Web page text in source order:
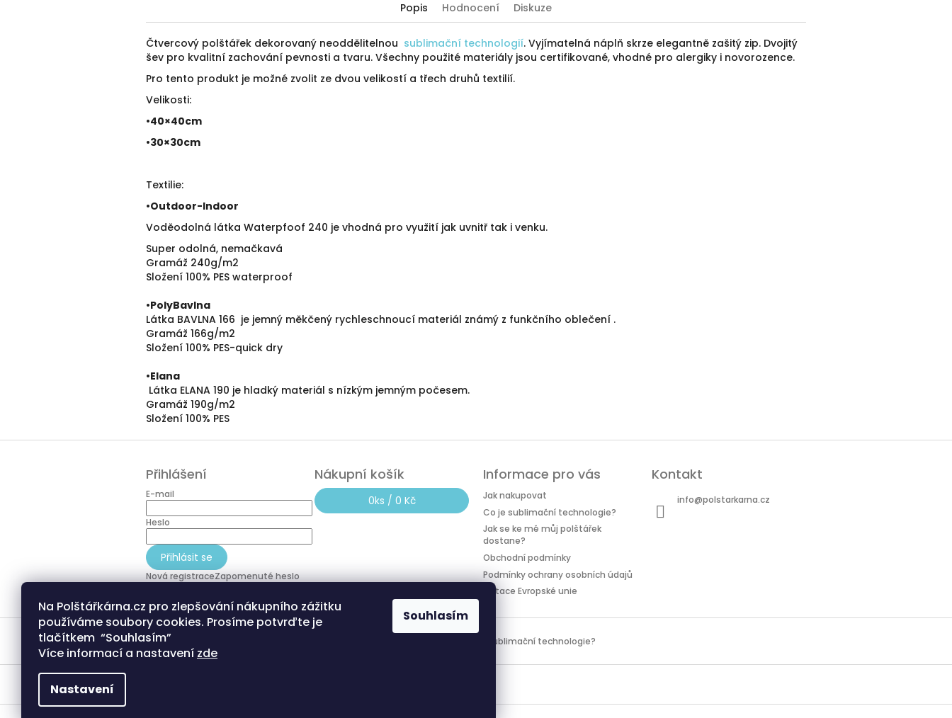
Na Polštářkárna.cz pro zlepšování nákupního zážitku
používáme soubory cookies. Prosíme potvrďte je
tlačítkem “Souhlasím”
Více informací a nastavení zde
Nastavení
Souhlasím
Popis Hodnocení Diskuze
Čtvercový polštářek dekorovaný neoddělitelnou sublimační technologií. Vyjímatelná náplň skrze elegantně zašitý zip. Dvojitý
šev pro kvalitní zachování pevnosti a tvaru. Všechny použité materiály jsou certifikované, vhodné pro alergiky i novorozence.
Pro tento produkt je možné zvolit ze dvou velikostí a třech druhů textilií.
Velikosti:
•40×40cm
•30×30cm
Textilie:
•Outdoor-Indoor
Voděodolná látka Waterpfoof 240 je vhodná pro využití jak uvnitř tak i venku.
Super odolná, nemačkavá
Gramáž 240g/m2
Složení 100% PES waterproof
•PolyBavlna
Látka BAVLNA 166 je jemný měkčený rychleschnoucí materiál známý z funkčního oblečení .
Gramáž 166g/m2
Složení 100% PES-quick dry
•Elana
Látka ELANA 190 je hladký materiál s nízkým jemným počesem.
Gramáž 190g/m2
Složení 100% PES
Přihlášení
E-mail
Heslo
Přihlásit se
Nová registraceZapomenuté heslo
Nákupní košík
0ks / 0 Kč
Informace pro vás
Jak nakupovat
Co je sublimační technologie?
Jak se ke mě můj polštářek
dostane?
Obchodní podmínky
Podmínky ochrany osobních údajů
Dotace Evropské unie
Kontakt
info@polstarkarna.cz
Co je sublimační technologie?